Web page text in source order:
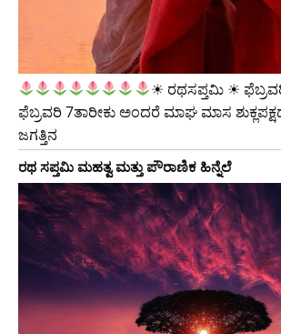
☀ ರಥಸಪ್ತಮಿ ☀
ಫೆಬ್ರವರಿ 7ತಾರೀಕು ಅಂದರೆ ಮಾಘ ಮಾಸ
ಜಗತ್ತಿನ
ರಥ ಸಪ್ತಮಿ ಮಹತ್ವ ಮತ್ತು ಪೌರಾಣಿಕ ಹಿನ್ನೆಲೆ